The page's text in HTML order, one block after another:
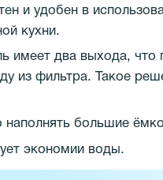
и удобен в
кухни.
имеет два выхода, что
из фильтра. Такое
наполнять большие
экономии воды.